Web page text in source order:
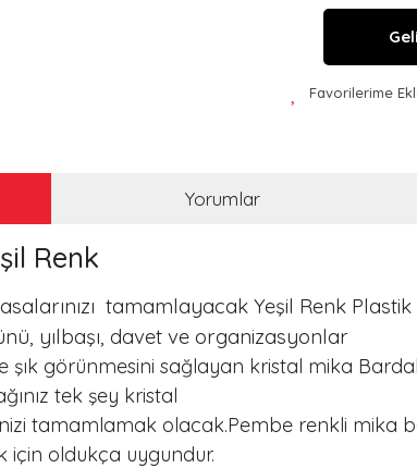
Favorilerime
Yorumlar
Renk
tamamlayacak Yeşil Renk
yılbaşı, davet ve organizasyonlar
şık görünmesini sağlayan kristal mika
tek şey kristal
tamamlamak olacak.Pembe renkli mika
için oldukça uygundur.